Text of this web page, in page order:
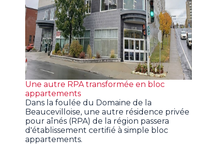
Une autre RPA transformée en bloc
appartements
Dans la foulée du Domaine de la
Beaucevilloise, une autre résidence privée
pour aînés (RPA) de la région passera
d'établissement certifié à simple bloc
appartements.